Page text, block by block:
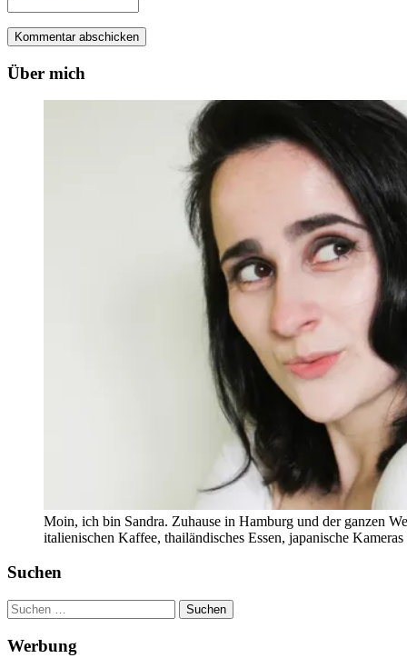
Über mich
Moin, ich bin Sandra. Zuhause in Hamburg und der ganzen
italienischen Kaffee, thailändisches Essen, japanische
Suchen
Suchen
nach:
Werbung